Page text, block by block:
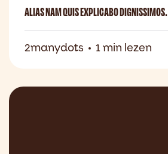
ALIAS NAM QUIS EXPLICABO DIGNISSIMOS.
2manydots 1 min lezen